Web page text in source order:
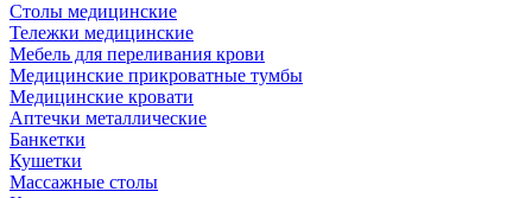
Столы медицинские
Тележки медицинские
Мебель для переливания крови
Медицинские прикроватные тумбы
Медицинские кровати
Аптечки металлические
Банкетки
Кушетки
Массажные столы